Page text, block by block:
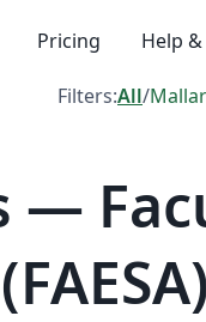
Pricing Help
Filters:All/Mallar
—